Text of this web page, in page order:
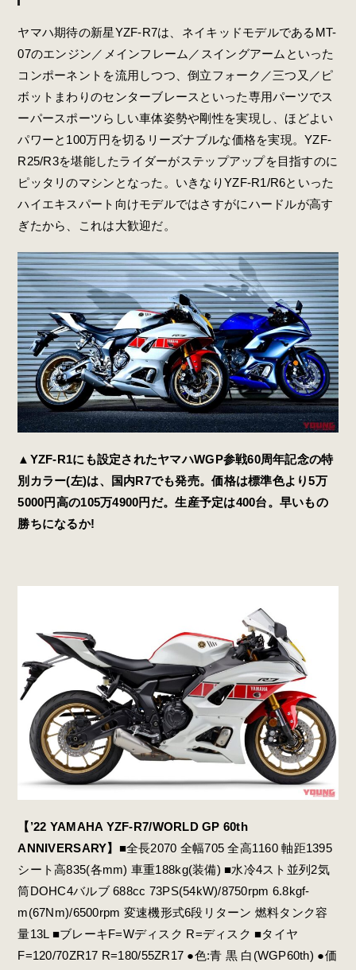
ヤマハ期待の新星YZF-R7は、ネイキッドモデルであるMT-
07のエンジン／メインフレーム／スイングアームといった
コンポーネントを流用しつつ、倒立フォーク／三つ又／ピ
ボットまわりのセンターブレースといった専用パーツでス
ーパースポーツらしい車体姿勢や剛性を実現し、ほどよい
パワーと100万円を切るリーズナブルな価格を実現。YZF-
R25/R3を堪能したライダーがステップアップを目指すのに
ピッタリのマシンとなった。いきなりYZF-R1/R6といった
ハイエキスパート向けモデルではさすがにハードルが高す
ぎたから、これは大歓迎だ。
▲YZF-R1にも設定されたヤマハWGP参戦60周年記念の特
別カラー(左)は、国内R7でも発売。価格は標準色より5万
5000円高の105万4900円だ。生産予定は400台。早いもの
勝ちになるか!
【’22 YAMAHA YZF-R7/WORLD GP 60th
ANNIVERSARY】 ■全長2070 全幅705 全高1160 軸距1395
シート高835(各mm) 車重188kg(装備) ■水冷4スト並列2気
筒DOHC4バルブ 688cc 73PS(54kW)/8750rpm 6.8kgf-
m(67Nm)/6500rpm 変速機形式6段リターン 燃料タンク容
量13L ■ブレーキF=Wディスク R=ディスク ■タイヤ
F=120/70ZR17 R=180/55ZR17 ●色:青 黒 白(WGP60th) ●価